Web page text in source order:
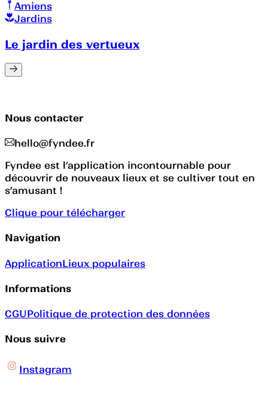
Amiens
Jardins
Le jardin des vertueux
Nous contacter
hello@fyndee.fr
Fyndee est l’application incontournable pour
découvrir de nouveaux lieux et se cultiver tout en
s’amusant !
Clique pour télécharger
Navigation
ApplicationLieux populaires
Informations
CGUPolitique de protection des données
Nous suivre
Instagram